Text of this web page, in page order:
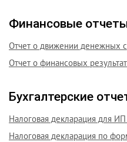
Финансовые
Отчет о движении денежных
Отчет о финансовых
Бухгалтерские
Налоговая декларация для
Налоговая декларация по